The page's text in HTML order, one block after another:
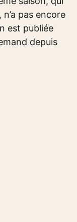
pas encore
est publiée
depuis